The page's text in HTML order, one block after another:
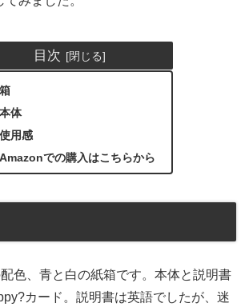
目次
箱
本体
使用感
Amazonでの購入はこちらから
色、青と白の紙箱です。本体と説明書
カード。説明書は英語でしたが、迷